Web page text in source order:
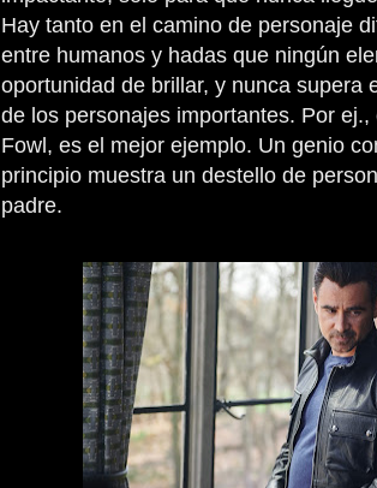
Hay tanto en el camino de personaje
entre humanos y hadas que ningún
oportunidad de brillar, y nunca supera
de los personajes importantes. Por
Fowl, es el mejor ejemplo. Un genio
principio muestra un destello de
padre.